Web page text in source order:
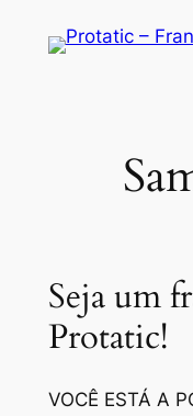
Seja um
Protatic!
VOCÊ ESTÁ A